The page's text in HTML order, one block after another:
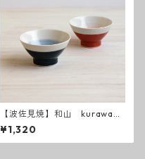
【波佐見焼】和山 kurawank
a碗 半青・半赤
¥1,320